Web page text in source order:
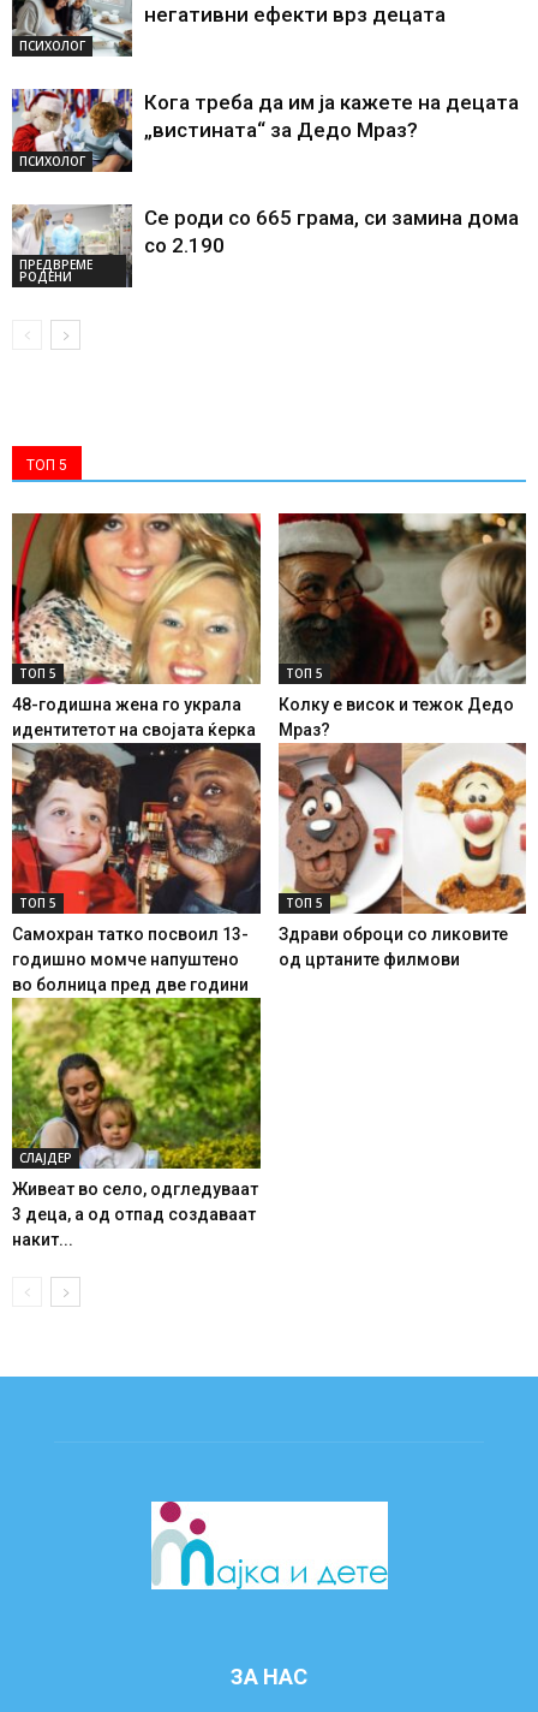
ПСИХОЛОГ
негативни ефекти врз децата
ПСИХОЛОГ
Кога треба да им ја кажете на децата
„вистината“ за Дедо Мраз?
ПРЕДВРЕМЕ
РОДЕНИ
Се роди со 665 грама, си замина дома
со 2.190
ТОП 5
ТОП 5
48-годишна жена го украла
идентитетот на својата ќерка
ТОП 5
Колку е висок и тежок Дедо
Мраз?
ТОП 5
Самохран татко посвоил 13-
годишно момче напуштено
во болница пред две години
ТОП 5
Здрави оброци со ликовите
од цртаните филмови
СЛАЈДЕР
Живеат во село, одгледуваат
3 деца, а од отпад создаваат
накит...
ЗА НАС